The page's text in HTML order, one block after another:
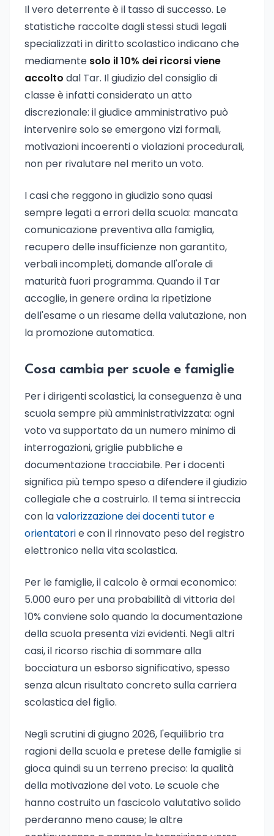
Il vero deterrente è il tasso di successo. Le
statistiche raccolte dagli stessi studi legali
specializzati in diritto scolastico indicano che
mediamente solo il 10% dei ricorsi viene
accolto dal Tar. Il giudizio del consiglio di
classe è infatti considerato un atto
discrezionale: il giudice amministrativo può
intervenire solo se emergono vizi formali,
motivazioni incoerenti o violazioni procedurali,
non per rivalutare nel merito un voto.
I casi che reggono in giudizio sono quasi
sempre legati a errori della scuola: mancata
comunicazione preventiva alla famiglia,
recupero delle insufficienze non garantito,
verbali incompleti, domande all'orale di
maturità fuori programma. Quando il Tar
accoglie, in genere ordina la ripetizione
dell'esame o un riesame della valutazione, non
la promozione automatica.
Cosa cambia per scuole e famiglie
Per i dirigenti scolastici, la conseguenza è una
scuola sempre più amministrativizzata: ogni
voto va supportato da un numero minimo di
interrogazioni, griglie pubbliche e
documentazione tracciabile. Per i docenti
significa più tempo speso a difendere il giudizio
collegiale che a costruirlo. Il tema si intreccia
con lavalorizzazione dei docenti tutor e
orientatorie con il rinnovato peso del registro
elettronico nella vita scolastica.
Per le famiglie, il calcolo è ormai economico:
5.000 euro per una probabilità di vittoria del
10% conviene solo quando la documentazione
della scuola presenta vizi evidenti. Negli altri
casi, il ricorso rischia di sommare alla
bocciatura un esborso significativo, spesso
senza alcun risultato concreto sulla carriera
scolastica del figlio.
Negli scrutini di giugno 2026, l'equilibrio tra
ragioni della scuola e pretese delle famiglie si
gioca quindi su un terreno preciso: la qualità
della motivazione del voto. Le scuole che
hanno costruito un fascicolo valutativo solido
perderanno meno cause; le altre